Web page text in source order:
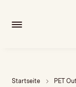
Startseite PET